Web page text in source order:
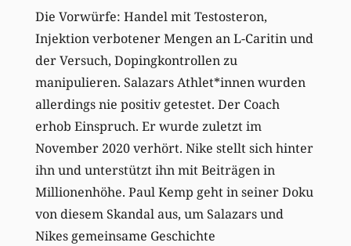
Die Vorwürfe: Handel mit Testosteron,
Injektion verbotener Mengen an L-Caritin und
der Versuch, Dopingkontrollen zu
manipulieren. Salazars Athlet*innen wurden
allerdings nie positiv getestet. Der Coach
erhob Einspruch. Er wurde zuletzt im
November 2020 verhört. Nike stellt sich hinter
ihn und unterstützt ihn mit Beiträgen in
Millionenhöhe. Paul Kemp geht in seiner Doku
von diesem Skandal aus, um Salazars und
Nikes gemeinsame Geschichte